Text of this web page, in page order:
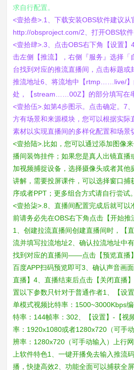
求自行配置。
<壹拾叁>.1、下载安装OBS软件建议从
http://obsproject.com/2、打开OBS软件
<壹拾肆>.3、点击OBS右下角【设置】
击左侧【推流】，右侧『服务』选择「
台找到对应的推流直播间，点击标题或
推流地址6、将流地中【rtmp……live/】
处，【stream……00Z】的部分填写在
<壹拾伍>.如第4步图示。点击确定。7
方有场景和来源模块，您可以根据实际
素材以实现直播间的多样化配置和场景
<壹拾陆>.比如，您可以通过添加图像
播间装饰挂件；如果您是真人出镜直播
加视频捕捉设备，选择摄像头或者其他
讲解，需要投屏课件，可以选择窗口捕
序或者PPT；更多组合方式请自行尝试。
<壹拾柒>.8、直播间配置完成后就可以
前请务必先在OBS右下角点击【开始推
1、创建拉流直播间创建直播间时，【
流并填写拉流地址2、确认拉流地址中
找到对应的直播间——点击【预览直
百度APP扫码预览即可3、确认声音画
直播】4、直播结束后点击【关闭直播
置以下参数只针对于普通作者1、【设
单模式视频比特率：1500~3000Kbps
特率：144帧率：302、【设置】-【视
率：1920x1080或者1280x720（可手
辨率：1280x720（可手动输入）上行
上软件特色1、一键开播免去输入推流
播，快捷高效2、功能全面可以捕获全